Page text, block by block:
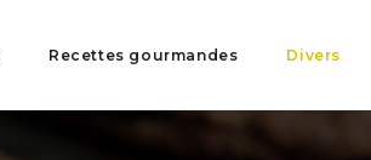
Recettes gourmandes Divers